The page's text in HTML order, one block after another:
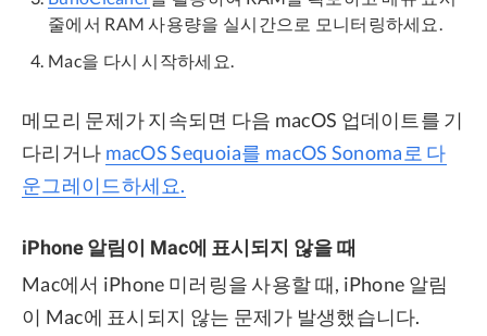
줄에서 RAM 사용량을 실시간으로 모니터링하세요.
Mac을 다시 시작하세요.
메모리 문제가 지속되면 다음 macOS 업데이트를 기
다리거나 macOS Sequoia를 macOS Sonoma로 다
운그레이드하세요.
iPhone 알림이 Mac에 표시되지 않을 때
Mac에서 iPhone 미러링을 사용할 때, iPhone 알림
이 Mac에 표시되지 않는 문제가 발생했습니다.